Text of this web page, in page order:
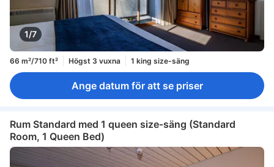
1/7
66 m²/710 ft² Högst 3 vuxna 1 king size-säng
Ange datum för att se priser
Rum Standard med 1 queen size-säng (Standard
Room, 1 Queen Bed)